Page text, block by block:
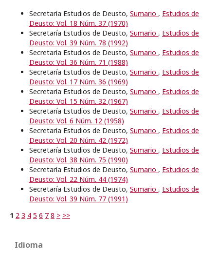
Secretaría Estudios de Deusto, Sumario , Estudios de
Deusto: Vol. 18 Núm. 37 (1970)
Secretaría Estudios de Deusto, Sumario , Estudios de
Deusto: Vol. 39 Núm. 78 (1992)
Secretaría Estudios de Deusto, Sumario , Estudios de
Deusto: Vol. 36 Núm. 71 (1988)
Secretaría Estudios de Deusto, Sumario , Estudios de
Deusto: Vol. 17 Núm. 36 (1969)
Secretaría Estudios de Deusto, Sumario , Estudios de
Deusto: Vol. 15 Núm. 32 (1967)
Secretaría Estudios de Deusto, Sumario , Estudios de
Deusto: Vol. 6 Núm. 12 (1958)
Secretaría Estudios de Deusto, Sumario , Estudios de
Deusto: Vol. 20 Núm. 42 (1972)
Secretaría Estudios de Deusto, Sumario , Estudios de
Deusto: Vol. 38 Núm. 75 (1990)
Secretaría Estudios de Deusto, Sumario , Estudios de
Deusto: Vol. 22 Núm. 44 (1974)
Secretaría Estudios de Deusto, Sumario , Estudios de
Deusto: Vol. 39 Núm. 77 (1991)
1 2 3 4 5 6 7 8 > >>
Idioma